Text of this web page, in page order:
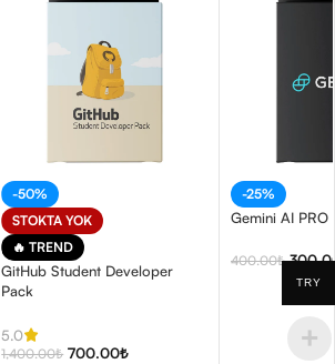
-50%
STOKTA YOK
🔥 TREND
GitHub Student Developer
Pack
5.0
1,400.00₺ 700.00₺
-25%
Gemini AI PRO
400.00₺
TRY